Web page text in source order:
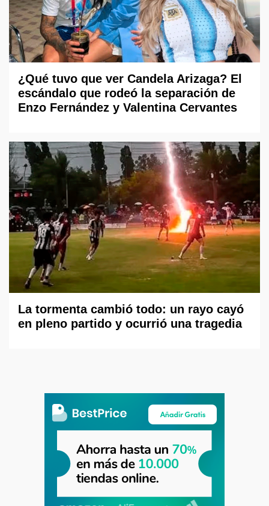
¿Qué tuvo que ver Candela Arizaga? El
escándalo que rodeó la separación de
Enzo Fernández y Valentina Cervantes
La tormenta cambió todo: un rayo cayó
en pleno partido y ocurrió una tragedia